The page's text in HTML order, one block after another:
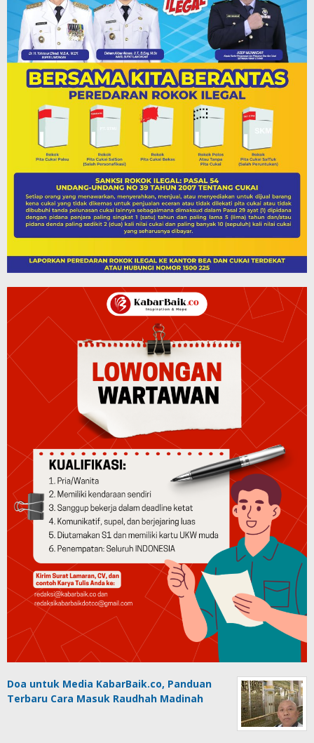
Doa untuk Media KabarBaik.co, Panduan
Terbaru Cara Masuk Raudhah Madinah